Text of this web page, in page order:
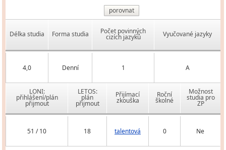
porovnat
Délka studia Forma studia Počet povinných
cizích jazyků Vyučované jazyky
4,0 Denní 1 A
LONI:
přihlášení/plán
přijmout
LETOS:
plán
přijmout
Přijímací
zkouška
Roční
školné
Možnost
studia pro
ZP
51 / 10 18 talentová 0 Ne